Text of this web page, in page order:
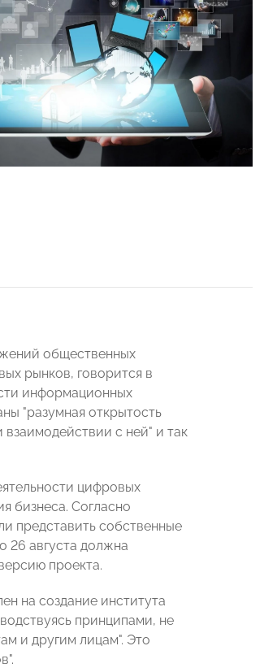
общественных
рынков, говорится в
информационных
"разумная открытость
с ней" и так
цифровых
бизнеса. Согласно
представить собственные
26 августа должна
проекта.
на создание института
принципами, не
и другим лицам". Это